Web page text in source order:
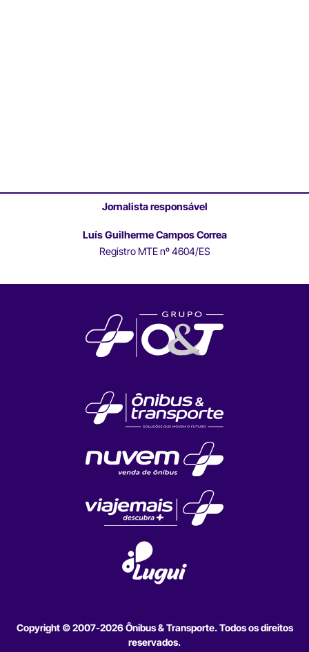
Jornalista responsável
Luís Guilherme Campos Correa
Registro MTE nº 4604/ES
Copyright © 2007-2026 Ônibus & Transporte. Todos os direitos
reservados.